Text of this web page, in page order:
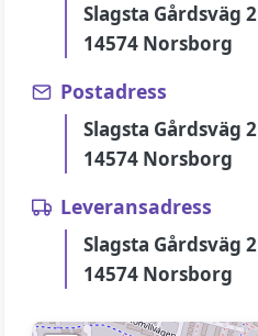
Slagsta Gårdsväg 2
14574 Norsborg
Postadress
Slagsta Gårdsväg 2
14574 Norsborg
Leveransadress
Slagsta Gårdsväg 2
14574 Norsborg